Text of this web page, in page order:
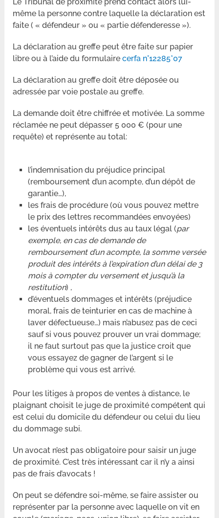
même la personne contre laquelle la déclaration est
faite ( « défendeur » ou « partie défenderesse »).
La déclaration au greffe peut être faite sur papier
libre ou à l’aide du formulairecerfa n°12285*07
La déclaration au greffe doit être déposée ou
adressée par voie postale au greffe.
La demande doit être chiffrée et motivée. La somme
réclamée ne peut dépasser 5 000 € (pour une
requête) et représente au total:
l’indemnisation du préjudice principal
(remboursement d’un acompte, d’un dépôt de
garantie…),
les frais de procédure (où vous pouvez mettre
le prix des lettres recommandées envoyées)
les éventuels intérêts dus au taux légal (par
exemple, en cas de demande de
remboursement d’un acompte, la somme versée
produit des intérêts à l’expiration d’un délai de 3
mois à compter du versement et jusqu’à la
restitution) ,
d’éventuels dommages et intérêts (préjudice
moral, frais de teinturier en cas de machine à
laver défectueuse…) mais n’abusez pas de ceci
sauf si vous pouvez prouver un vrai dommage;
il ne faut surtout pas que la justice croit que
vous essayez de gagner de l’argent si le
problème qui vous est arrivé.
Pour les litiges à propos de ventes à distance, le
plaignant choisit le juge de proximité compétent qui
est celui du domicile du défendeur ou celui du lieu
du dommage subi.
Un avocat n’est pas obligatoire pour saisir un juge
de proximité. C’est très intéressant car il n’y a ainsi
pas de frais d’avocats !
On peut se défendre soi-même, se faire assister ou
représenter par la personne avec laquelle on vit en